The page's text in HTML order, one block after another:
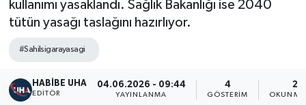
kullanımı yasaklandı. Sağlık Bakanlığı ise 2040
tütün yasağı taslağını hazırlıyor.
#Sahilsigarayasagi
HABİBE UHA
EDITÖR
04.06.2026 - 09:44
YAYINLANMA
4
GÖSTERIM
2
OKUNMA
Yaşam
Son Dakika Haberleri
Haber Arşivi